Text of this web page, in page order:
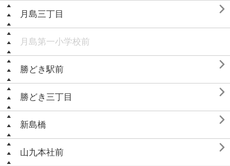
月島三丁目 
月島第一小学校前
勝どき駅前 
勝どき三丁目 
新島橋 
山九本社前 